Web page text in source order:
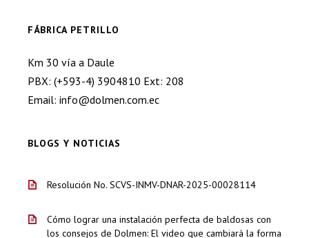
FÁBRICA PETRILLO
Km 30 vía a Daule
PBX: (+593-4) 3904810 Ext: 208
Email: info@dolmen.com.ec
BLOGS Y NOTICIAS
Resolución No. SCVS-INMV-DNAR-2025-00028114
Cómo lograr una instalación perfecta de baldosas con
los consejos de Dolmen: El video que cambiará la forma